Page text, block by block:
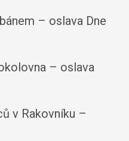
– oslava Dne
– oslava
v Rakovníku –